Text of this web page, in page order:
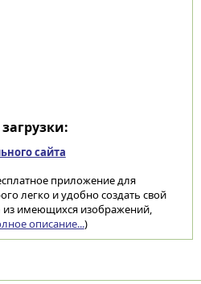
сайта
приложение для
легко и удобно создать свой
имеющихся изображений,
описание...)